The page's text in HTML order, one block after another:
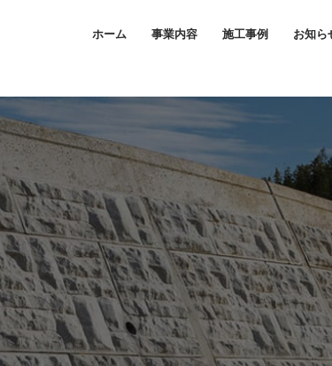
ホーム 事業内容 施工事例 お知ら